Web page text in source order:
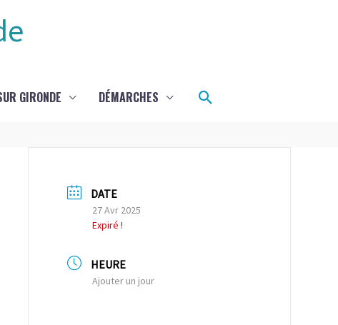
GIRONDE DÉMARCHES Rechercher
DATE
27 Avr 2025
Expiré !
HEURE
Ajouter un jour